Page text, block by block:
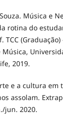
Música e
rotina do
TCC
2019.
e a cultura
assolam.
jun. 2020.